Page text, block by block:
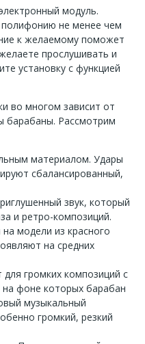
модуль.
не менее чем
к желаемому поможет
прослушивать и
установку с функцией
во многом зависит от
барабаны. Рассмотрим
материалом. Удары
сбалансированный,
звук, который
и ретро-композиций.
модели из красного
на средних
громких композиций с
фоне которых барабан
музыкальный
громкий, резкий